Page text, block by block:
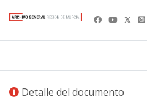
Detalle del documento